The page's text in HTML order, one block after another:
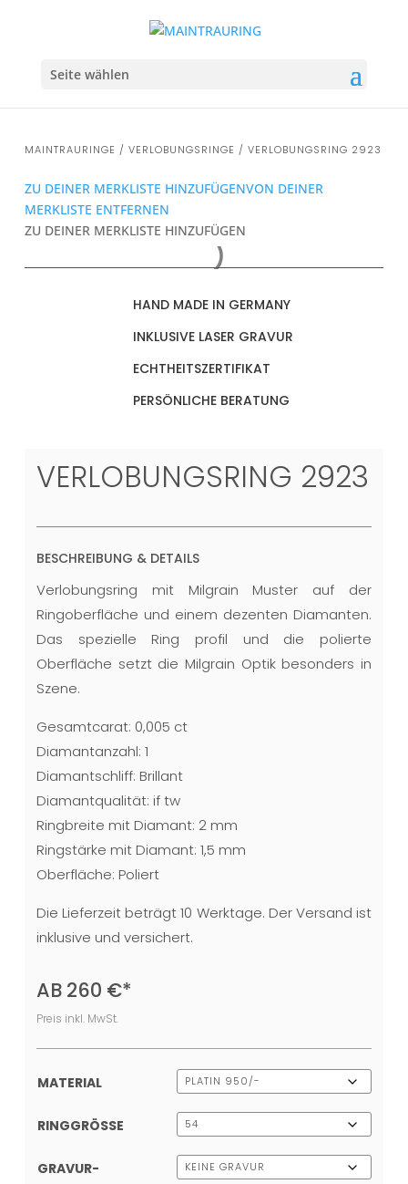
Seite wählen
MAINTRAURINGE / VERLOBUNGSRINGE / VERLOBUNGSRING 2923
ZU DEINER MERKLISTE HINZUFÜGENVON DEINER
MERKLISTE ENTFERNEN
ZU DEINER MERKLISTE HINZUFÜGEN
HAND MADE IN GERMANY
INKLUSIVE LASER GRAVUR
ECHTHEITSZERTIFIKAT
PERSÖNLICHE BERATUNG
VERLOBUNGSRING 2923
BESCHREIBUNG & DETAILS
Verlobungsring mit Milgrain Muster auf der
Ringoberfläche und einem dezenten Diamanten.
Das spezielle Ring profil und die polierte
Oberfläche setzt die Milgrain Optik besonders in
Szene.
Gesamtcarat: 0,005 ct
Diamantanzahl: 1
Diamantschliff: Brillant
Diamantqualität: if tw
Ringbreite mit Diamant: 2 mm
Ringstärke mit Diamant: 1,5 mm
Oberfläche: Poliert
Die Lieferzeit beträgt 10 Werktage. Der Versand ist
inklusive und versichert.
AB 260 €*
Preis inkl. MwSt.
MATERIAL
RINGGRÖSSE
GRAVUR-